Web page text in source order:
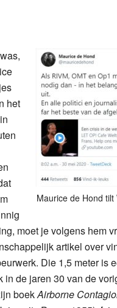
Maurice de Hond
het
moet je volgens hem
artikel over
Die 1,5 meter is
de jaren 30 van de
boekAirborne